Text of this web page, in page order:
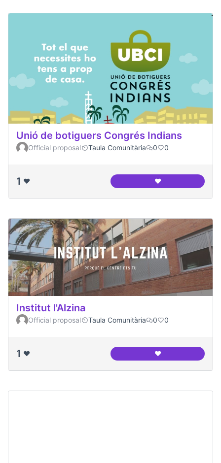
Unió de botiguers Congrés Indians
Official proposal Taula Comunitària 0 0
1 ❤️ ❤️Unió de botiguers
Institut l'Alzina
Official proposal Taula Comunitària 0 0
1 ❤️ ❤️Institut l'Alzina